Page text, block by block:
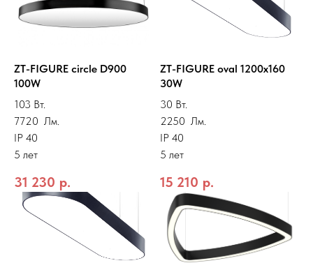
ZT-FIGURE circle D900
100W
103 Вт.
7720 Лм.
IP 40
5 лет
31 230 р.
ZT-FIGURE oval 1200x160
30W
30 Вт.
2250 Лм.
IP 40
5 лет
15 210 р.